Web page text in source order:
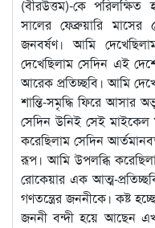
(বীরউত্তম)-কে
সালের ফেব্রুয়ারি
জনবর্ষণ। আমি
দেখেছিলাম সেদিন এই
আরেক প্রতিচ্ছবি। আমি
শান্তি-সমৃদ্ধি ফিরে আসার
সেদিন উনিই সেই মাইকেল
করেছিলাম সেদিন
রূপ। আমি উপলব্ধি
রোকেয়ার এক আত্ম-
গণতন্ত্রের জননীকে। কষ্ট
জননী বন্দী হয়ে আছেন